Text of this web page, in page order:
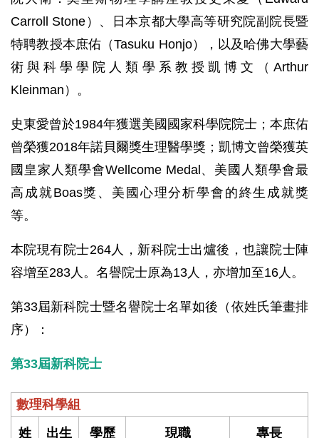
Carroll Stone）、日本京都大學高等研究院副院長暨
特聘教授本庶佑（Tasuku Honjo），以及哈佛大學藝
術與科學學院人類學系教授凱博文（Arthur
Kleinman）。
史東愛曾於1984年獲選美國國家科學院院士；本庶佑
曾榮獲2018年諾貝爾獎生理醫學獎；凱博文曾榮獲英
國皇家人類學會Wellcome Medal、美國人類學會最
高成就Boas獎、美國心理分析學會的終生成就獎
等。
本院現有院士264人，新科院士出爐後，也讓院士陣
容增至283人。名譽院士原為13人，亦增加至16人。
第33屆新科院士暨名譽院士名單如後（依姓氏筆畫排
序）：
第33屆新科院士
數理科學組
姓
出生
學歷 現職 專長